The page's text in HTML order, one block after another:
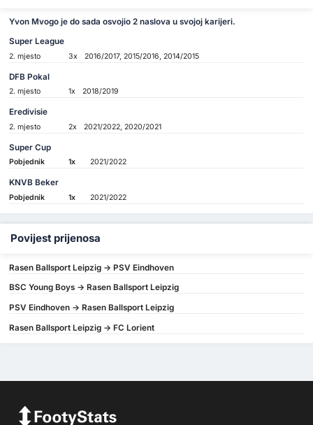
Yvon Mvogo je do sada osvojio 2 naslova u svojoj karijeri.
Super League
2. mjesto 3x 2016/2017, 2015/2016, 2014/2015
DFB Pokal
2. mjesto 1x 2018/2019
Eredivisie
2. mjesto 2x 2021/2022, 2020/2021
Super Cup
Pobjednik 1x 2021/2022
KNVB Beker
Pobjednik 1x 2021/2022
Povijest prijenosa
Rasen Ballsport Leipzig -> PSV Eindhoven
BSC Young Boys -> Rasen Ballsport Leipzig
PSV Eindhoven -> Rasen Ballsport Leipzig
Rasen Ballsport Leipzig -> FC Lorient